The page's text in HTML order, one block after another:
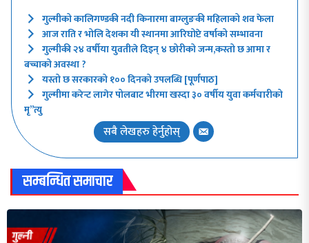
गुल्मीको कालिगण्डकी नदी किनारमा बाग्लुङकी महिलाको शव फेला
आज राति र भोलि देशका यी स्थानमा आरिघोप्टे वर्षाको सम्भावना
गुल्मीकी २४ वर्षीया युवतीले दिइन् ४ छोरीको जन्म,कस्तो छ आमा र
बच्चाको अवस्था ?
यस्तो छ सरकारको १०० दिनको उपलब्धि [पूर्णपाठ]
गुल्मीमा करेन्ट लागेर पोलबाट भीरमा खस्दा ३० वर्षीय युवा कर्मचारीको
मृ”त्यु
सबै लेखहरु हेर्नुहोस्
सम्बन्धित समाचार